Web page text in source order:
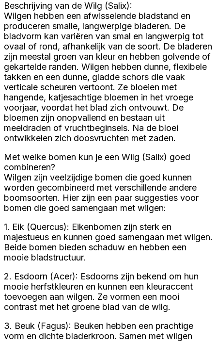
Beschrijving van de Wilg (Salix):
Wilgen hebben een afwisselende bladstand en
produceren smalle, langwerpige bladeren. De
bladvorm kan variëren van smal en langwerpig tot
ovaal of rond, afhankelijk van de soort. De bladeren
zijn meestal groen van kleur en hebben golvende of
gekartelde randen. Wilgen hebben dunne, flexibele
takken en een dunne, gladde schors die vaak
verticale scheuren vertoont. Ze bloeien met
hangende, katjesachtige bloemen in het vroege
voorjaar, voordat het blad zich ontvouwt. De
bloemen zijn onopvallend en bestaan ​​uit
meeldraden of vruchtbeginsels. Na de bloei
ontwikkelen zich doosvruchten met zaden.
Met welke bomen kun je een Wilg (Salix) goed
combineren?
Wilgen zijn veelzijdige bomen die goed kunnen
worden gecombineerd met verschillende andere
boomsoorten. Hier zijn een paar suggesties voor
bomen die goed samengaan met wilgen:
1. Eik (Quercus): Eikenbomen zijn sterk en
majestueus en kunnen goed samengaan met wilgen.
Beide bomen bieden schaduw en hebben een
mooie bladstructuur.
2. Esdoorn (Acer): Esdoorns zijn bekend om hun
mooie herfstkleuren en kunnen een kleuraccent
toevoegen aan wilgen. Ze vormen een mooi
contrast met het groene blad van de wilg.
3. Beuk (Fagus): Beuken hebben een prachtige
vorm en dichte bladerkroon. Samen met wilgen